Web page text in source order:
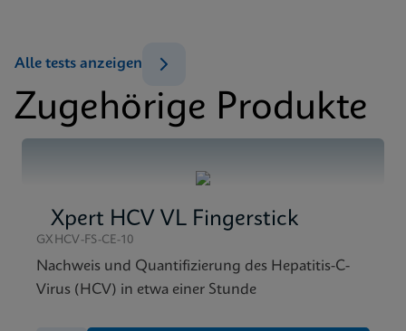
SDB
DEU
Xpert HBV Viral Load SDS CE-IVD (English)
ENG
Zugehörige Produkte
Alle tests anzeigen
Xpert HCV VL Fingerstick
GXHCV-FS-CE-10
Nachweis und Quantifizierung des Hepatitis-C-
Virus (HCV) in etwa einer Stunde